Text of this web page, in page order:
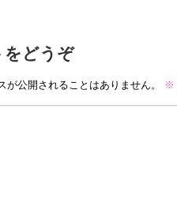
をどうぞ
が公開されることはありません。 ※